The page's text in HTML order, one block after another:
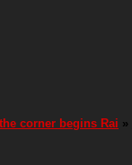
corner begins Rai »